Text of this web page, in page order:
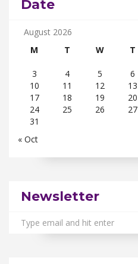
Date
August 2026
M
T W T
3
4 5 6
10
11 12 13
17
18 19 20
24
25 26 27
31
« Oct
Newsletter